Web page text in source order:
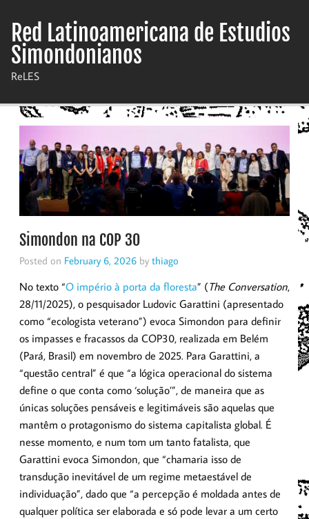
content
Red Latinoamericana de Estudios
Simondonianos
ReLES
Simondon na COP 30
Posted on February 6, 2026 by thiago
No texto “O império à porta da floresta” (The Conversation,
28/11/2025), o pesquisador Ludovic Garattini (apresentado
como “ecologista veterano”) evoca Simondon para definir
os impasses e fracassos da COP30, realizada em Belém
(Pará, Brasil) em novembro de 2025. Para Garattini, a
“questão central” é que “a lógica operacional do sistema
define o que conta como ‘solução’”, de maneira que as
únicas soluções pensáveis e legitimáveis são aquelas que
mantêm o protagonismo do sistema capitalista global. É
nesse momento, e num tom um tanto fatalista, que
Garattini evoca Simondon, que “chamaria isso de
transdução inevitável de um regime metaestável de
individuação”, dado que “a percepção é moldada antes de
qualquer política ser elaborada e só pode levar a um certo